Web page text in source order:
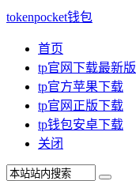
tokenpocket钱包
首页
tp官网下载最新版
tp官方苹果下载
tp官网正版下载
tp钱包安卓下载
关闭